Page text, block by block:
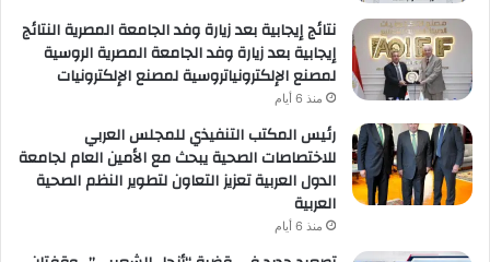
نتائج إيجابية بعد زيارة وفد الجامعة المصرية النتائج
إيجابية بعد زيارة وفد الجامعة المصرية الروسية
لمصنع الإلكترونياتروسية لمصنع الإلكترونيات
منذ 6 أيام
رئيس المكتب التنفيذي للمجلس العربي
للاختصاصات الصحية يبحث مع الأمين العام لجامعة
الدول العربية تعزيز التعاون لتطوير النظم الصحية
العربية
منذ 6 أيام